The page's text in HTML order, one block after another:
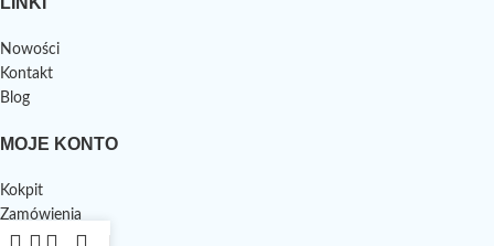
Nowości
Kontakt
Blog
MOJE KONTO
Kokpit
Zamówienia
Adresy